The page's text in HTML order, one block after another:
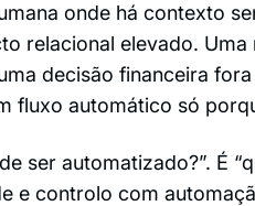
onde há contexto
relacional elevado.
decisão financeira
fluxo automático só
ser automatizado?”. É
e controlo com